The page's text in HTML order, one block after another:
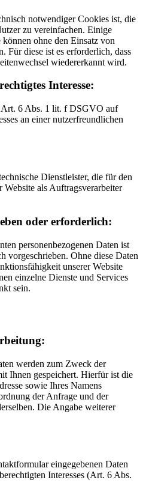
notwendiger Cookies ist, die
zu vereinfachen. Einige
ohne den Einsatz von
Für diese ist es erforderlich, dass
wiedererkannt wird.
Interesse:
Art. 6 Abs. 1 lit. f DSGVO auf
an einer nutzerfreundlichen
Dienstleister, die für den
als Auftragsverarbeiter
oder erforderlich:
personenbezogenen Daten ist
vorgeschrieben. Ohne diese Daten
unserer Website
einzelne Dienste und Services
sein.
werden zum Zweck der
Ihnen gespeichert. Hierfür ist die
sowie Ihres Namens
der Anfrage und der
Die Angabe weiterer
eingegebenen Daten
Interesses (Art. 6 Abs.